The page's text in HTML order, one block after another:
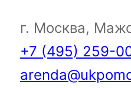
г. Москва,
+7 (495) 259-